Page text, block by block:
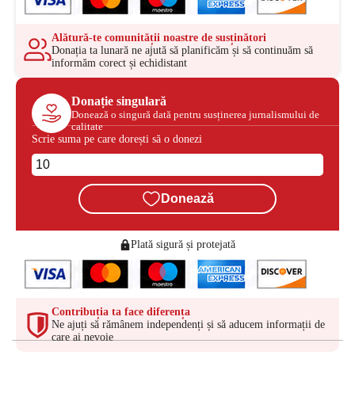
Alătură-te comunității noastre de susținători
Donația ta lunară ne ajută să planificăm și să continuăm să
informăm corect și echidistant
Donație singulară
Donează o singură dată pentru susținerea jurnalismului de
calitate
Scrie suma pe care dorești să o donezi
Donează
Plată sigură și protejată
Contribuția ta face diferența
Ne ajuți să rămânem independenți și să aducem informații de
care ai nevoie